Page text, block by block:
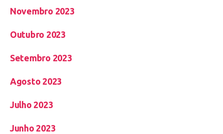
Novembro 2023
Outubro 2023
Setembro 2023
Agosto 2023
Julho 2023
Junho 2023